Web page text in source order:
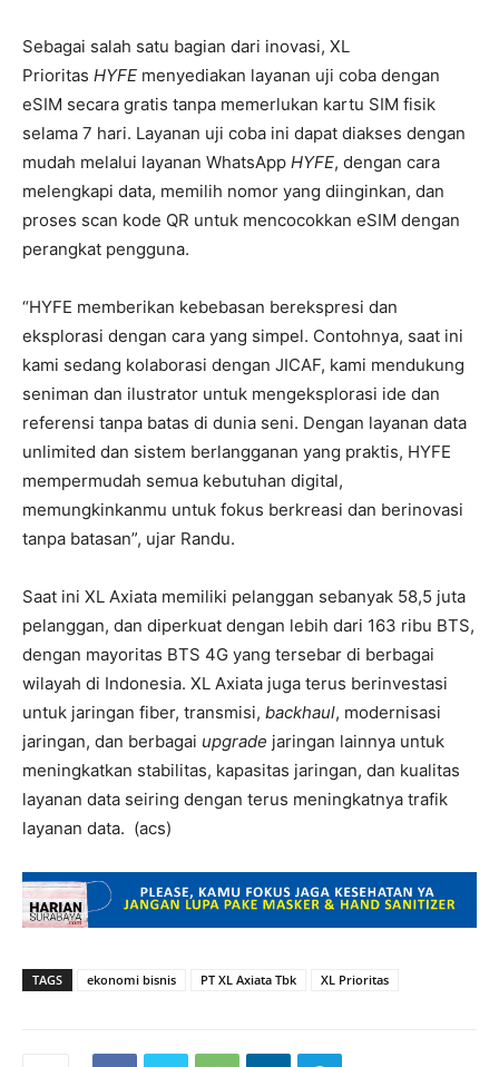
Sebagai salah satu bagian dari inovasi, XL
Prioritas HYFE menyediakan layanan uji coba dengan
eSIM secara gratis tanpa memerlukan kartu SIM fisik
selama 7 hari. Layanan uji coba ini dapat diakses dengan
mudah melalui layanan WhatsApp HYFE, dengan cara
melengkapi data, memilih nomor yang diinginkan, dan
proses scan kode QR untuk mencocokkan eSIM dengan
perangkat pengguna.
“HYFE memberikan kebebasan berekspresi dan
eksplorasi dengan cara yang simpel. Contohnya, saat ini
kami sedang kolaborasi dengan JICAF, kami mendukung
seniman dan ilustrator untuk mengeksplorasi ide dan
referensi tanpa batas di dunia seni. Dengan layanan data
unlimited dan sistem berlangganan yang praktis, HYFE
mempermudah semua kebutuhan digital,
memungkinkanmu untuk fokus berkreasi dan berinovasi
tanpa batasan”, ujar Randu.
Saat ini XL Axiata memiliki pelanggan sebanyak 58,5 juta
pelanggan, dan diperkuat dengan lebih dari 163 ribu BTS,
dengan mayoritas BTS 4G yang tersebar di berbagai
wilayah di Indonesia. XL Axiata juga terus berinvestasi
untuk jaringan fiber, transmisi, backhaul, modernisasi
jaringan, dan berbagai upgrade jaringan lainnya untuk
meningkatkan stabilitas, kapasitas jaringan, dan kualitas
layanan data seiring dengan terus meningkatnya trafik
layanan data. (acs)
TAGS ekonomi bisnis PT XL Axiata Tbk XL Prioritas